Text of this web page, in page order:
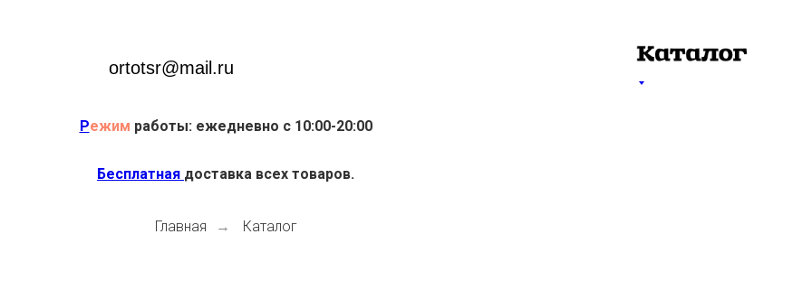
ortotsr@mail.ru
Режим работы: ежедневно с 10:00-20:00
Бесплатная доставка всех товаров.
Главная → Каталог